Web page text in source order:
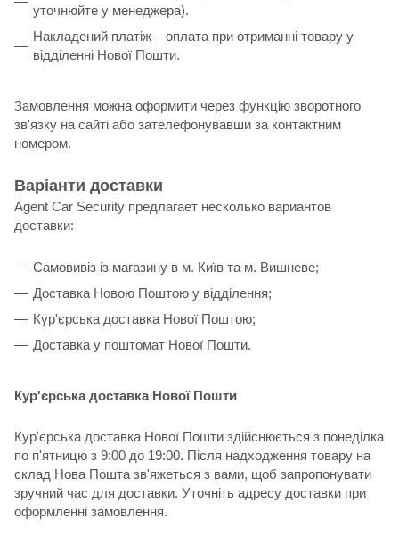
уточнюйте у менеджера).
Накладений платіж – оплата при отриманні товару у
відділенні Нової Пошти.
Замовлення можна оформити через функцію зворотного
зв'язку на сайті або зателефонувавши за контактним
номером.
Варіанти доставки
Agent Car Security предлагает несколько вариантов
доставки:
Самовивіз із магазину в м. Київ та м. Вишневе;
Доставка Новою Поштою у відділення;
Кур'єрська доставка Нової Поштою;
Доставка у поштомат Нової Пошти.
Кур'єрська доставка Нової Пошти
Кур'єрська доставка Нової Пошти здійснюється з понеділка
по п'ятницю з 9:00 до 19:00. Після надходження товару на
склад Нова Пошта зв'яжеться з вами, щоб запропонувати
зручний час для доставки. Уточніть адресу доставки при
оформленні замовлення.